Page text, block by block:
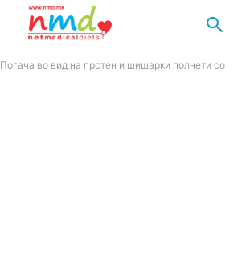
Погача во вид на прстен и шишарки полнети со